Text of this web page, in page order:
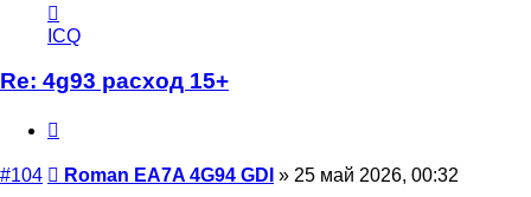
информация
пользователя
Roman
EA7A
GDI
ICQ
Re: 4g93 расход 15+
#104 Сообщение
Roman EA7A 4G94 GDI » 25 май 2026, 00:32